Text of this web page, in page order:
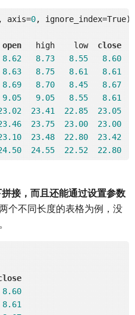
axis=0, ignore_index=True))
open
   high    low
close
8.62 8.73 8.55
8.60
8.63 8.75 8.61
8.61
8.69 8.70 8.45
8.67
9.05 9.05 8.55
8.61
23.41 22.85
23.05
23.75 23.00
23.00
23.48 22.80
23.42
24.55 22.52 22.80
接，而且还能通过设置参数
个不同长度的表格为例，没
。
8.60
8.61